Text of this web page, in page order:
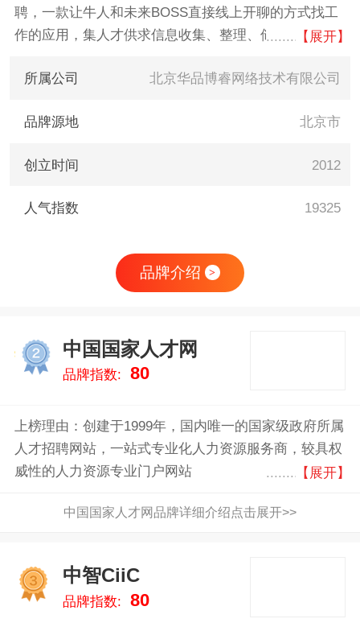
聘，一款让牛人和未来BOSS直接线上开聊的方式找工
作的应用，集人才供求信息收集、整理、储存、发布和
【展开】
所属公司 北京华品博睿网络技术有限公司
品牌源地 北京市
创立时间 2012
人气指数 19325
品牌介绍 >
中国国家人才网
品牌指数: 80
上榜理由：创建于1999年，国内唯一的国家级政府所属
人才招聘网站，一站式专业化人力资源服务商，较具权
威性的人力资源专业门户网站
【展开】
中国国家人才网品牌详细介绍点击展开>>
中智CiiC
品牌指数: 80